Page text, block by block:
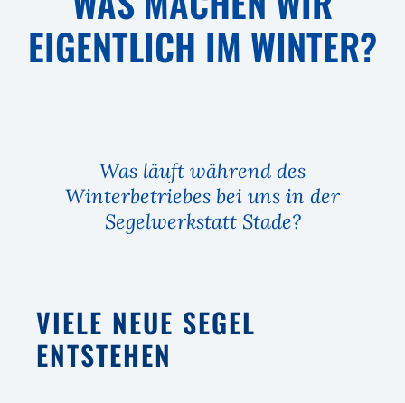
EIGENTLICH IM WINTER?
Was läuft während des
Winterbetriebes bei uns in der
Segelwerkstatt Stade?
VIELE NEUE SEGEL
ENTSTEHEN